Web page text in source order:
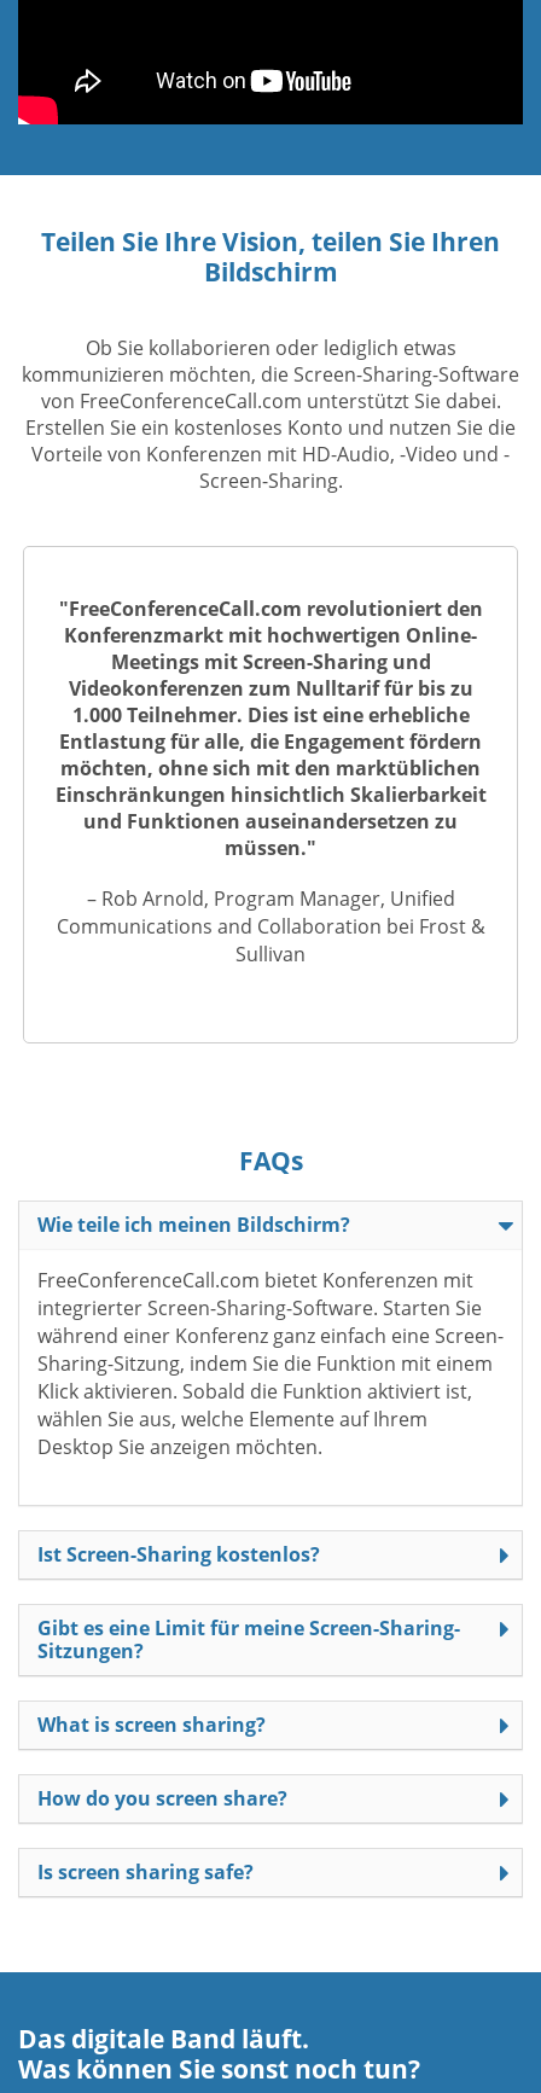
Teilen Sie Ihre Vision, teilen Sie Ihren
Bildschirm
Ob Sie kollaborieren oder lediglich etwas
kommunizieren möchten, die Screen-Sharing-Software
von FreeConferenceCall.com unterstützt Sie dabei.
Erstellen Sie ein kostenloses Konto und nutzen Sie die
Vorteile von Konferenzen mit HD-Audio, -Video und -
Screen-Sharing.
"FreeConferenceCall.com revolutioniert den
Konferenzmarkt mit hochwertigen Online-
Meetings mit Screen-Sharing und
Videokonferenzen zum Nulltarif für bis zu
1.000 Teilnehmer. Dies ist eine erhebliche
Entlastung für alle, die Engagement fördern
möchten, ohne sich mit den marktüblichen
Einschränkungen hinsichtlich Skalierbarkeit
und Funktionen auseinandersetzen zu
müssen."
– Rob Arnold, Program Manager, Unified
Communications and Collaboration bei Frost &
Sullivan
FAQs
Wie teile ich meinen Bildschirm?
FreeConferenceCall.com bietet Konferenzen mit
integrierter Screen-Sharing-Software. Starten Sie
während einer Konferenz ganz einfach eine Screen-
Sharing-Sitzung, indem Sie die Funktion mit einem
Klick aktivieren. Sobald die Funktion aktiviert ist,
wählen Sie aus, welche Elemente auf Ihrem
Desktop Sie anzeigen möchten.
Ist Screen-Sharing kostenlos?
Gibt es eine Limit für meine Screen-Sharing-
Sitzungen?
What is screen sharing?
How do you screen share?
Is screen sharing safe?
Das digitale Band läuft.
Was können Sie sonst noch tun?